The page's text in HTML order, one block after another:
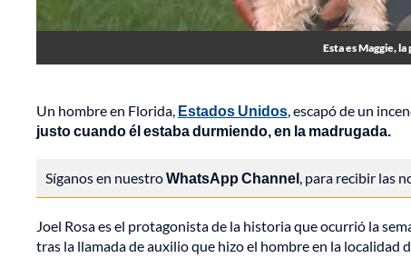
Esta es Maggie,
Un hombre en Florida, Estados Unidos, escapó de un
justo cuando él estaba durmiendo, en la madrugada.
Síganos en nuestroWhatsApp Channel, para recibir las
Joel Rosa es el protagonista de la historia que ocurrió la
tras la llamada de auxilio que hizo el hombre en la localidad